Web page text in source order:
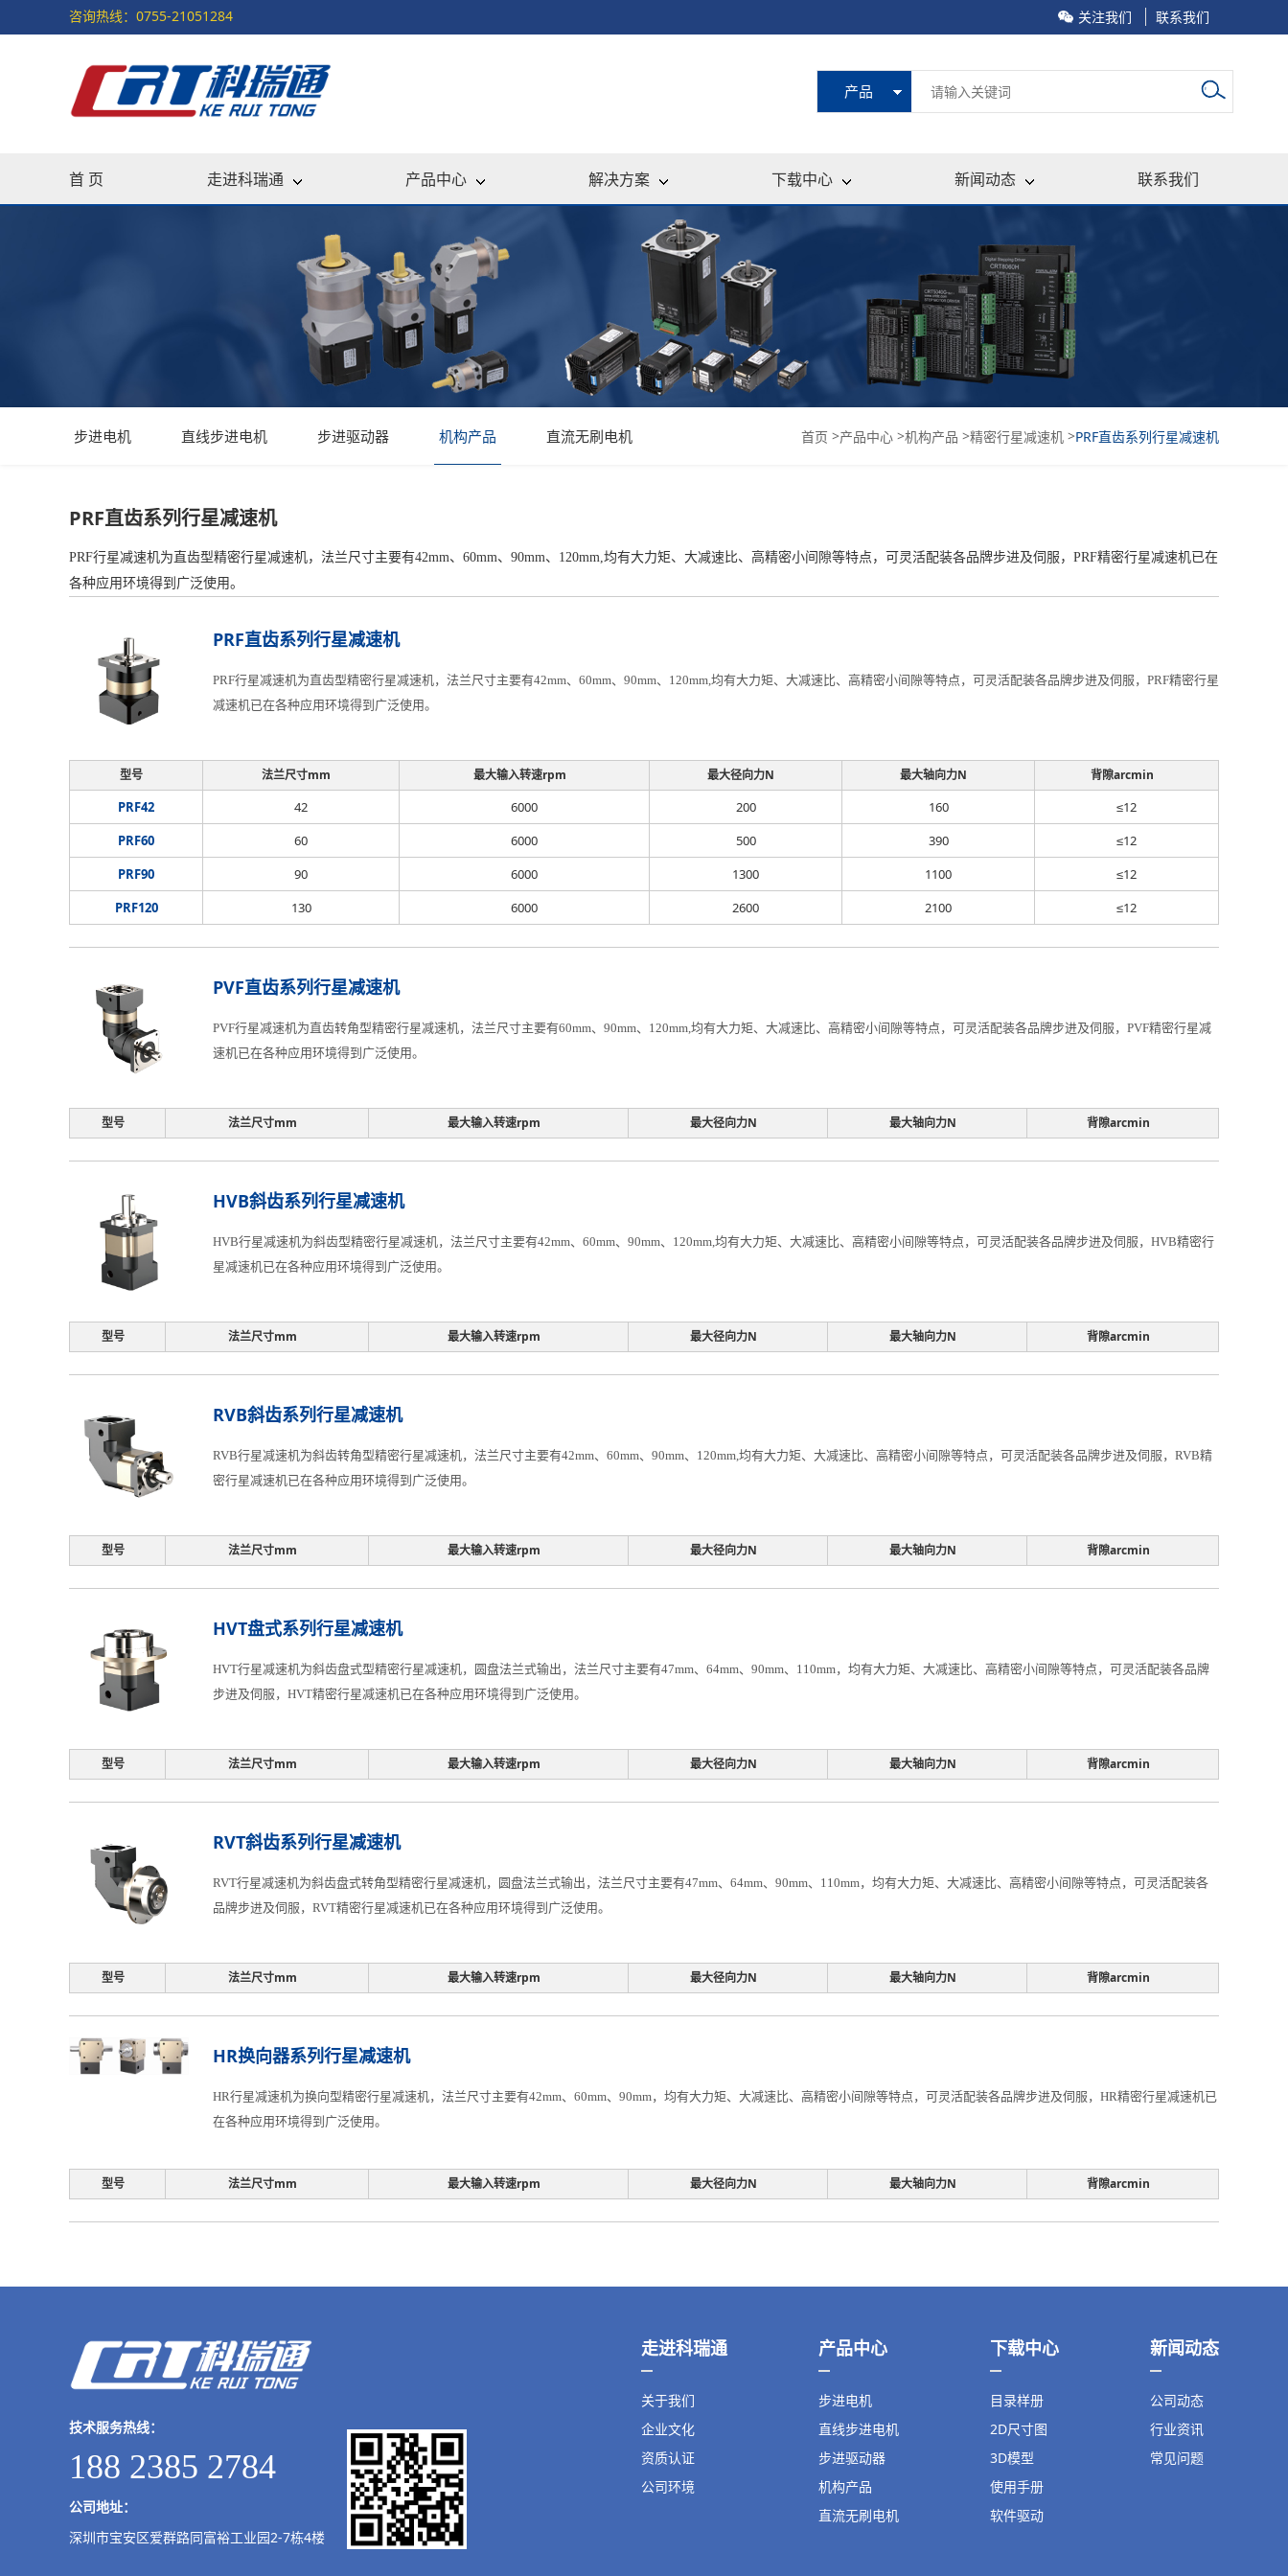
咨询热线：0755-21051284 关注我们 联系我们
产品
首 页 走进科瑞通 产品中心 解决方案 下载中心 新闻动态 联系我们
步进电机 直线步进电机 步进驱动器 机构产品 直流无刷电机 首页 >产品中心 >机构产品 >精密行星减速机 >PRF直齿系列行星减速机
PRF直齿系列行星减速机
PRF行星减速机为直齿型精密行星减速机，法兰尺寸主要有42mm、60mm、90mm、120mm,均有大力矩、大减速比、高精密小间隙等特点，可灵活配装各品牌步进及伺服，PRF精密行星减速机已在
各种应用环境得到广泛使用。
PRF直齿系列行星减速机
PRF行星减速机为直齿型精密行星减速机，法兰尺寸主要有42mm、60mm、90mm、120mm,均有大力矩、大减速比、高精密小间隙等特点，可灵活配装各品牌步进及伺服，PRF精密行星
减速机已在各种应用环境得到广泛使用。
型号 法兰尺寸mm 最大输入转速rpm 最大径向力N 最大轴向力N 背隙arcmin
PRF42 42 6000 200 160
≤12
PRF60
60 6000 500 390
≤12
PRF90
90 6000 1300 1100
≤12
PRF120
130 6000 2600 2100 ≤12
PVF直齿系列行星减速机
PVF行星减速机为直齿转角型精密行星减速机，法兰尺寸主要有60mm、90mm、120mm,均有大力矩、大减速比、高精密小间隙等特点，可灵活配装各品牌步进及伺服，PVF精密行星减
速机已在各种应用环境得到广泛使用。
型号 法兰尺寸mm 最大输入转速rpm 最大径向力N 最大轴向力N 背隙arcmin
HVB斜齿系列行星减速机
HVB行星减速机为斜齿型精密行星减速机，法兰尺寸主要有42mm、60mm、90mm、120mm,均有大力矩、大减速比、高精密小间隙等特点，可灵活配装各品牌步进及伺服，HVB精密行
星减速机已在各种应用环境得到广泛使用。
型号 法兰尺寸mm 最大输入转速rpm 最大径向力N 最大轴向力N 背隙arcmin
RVB斜齿系列行星减速机
RVB行星减速机为斜齿转角型精密行星减速机，法兰尺寸主要有42mm、60mm、90mm、120mm,均有大力矩、大减速比、高精密小间隙等特点，可灵活配装各品牌步进及伺服，RVB精
密行星减速机已在各种应用环境得到广泛使用。
型号 法兰尺寸mm 最大输入转速rpm 最大径向力N 最大轴向力N 背隙arcmin
HVT盘式系列行星减速机
HVT行星减速机为斜齿盘式型精密行星减速机，圆盘法兰式输出，法兰尺寸主要有47mm、64mm、90mm、110mm，均有大力矩、大减速比、高精密小间隙等特点，可灵活配装各品牌
步进及伺服，HVT精密行星减速机已在各种应用环境得到广泛使用。
型号 法兰尺寸mm 最大输入转速rpm 最大径向力N 最大轴向力N 背隙arcmin
RVT斜齿系列行星减速机
RVT行星减速机为斜齿盘式转角型精密行星减速机，圆盘法兰式输出，法兰尺寸主要有47mm、64mm、90mm、110mm，均有大力矩、大减速比、高精密小间隙等特点，可灵活配装各
品牌步进及伺服，RVT精密行星减速机已在各种应用环境得到广泛使用。
型号 法兰尺寸mm 最大输入转速rpm 最大径向力N 最大轴向力N 背隙arcmin
HR换向器系列行星减速机
HR行星减速机为换向型精密行星减速机，法兰尺寸主要有42mm、60mm、90mm，均有大力矩、大减速比、高精密小间隙等特点，可灵活配装各品牌步进及伺服，HR精密行星减速机已
在各种应用环境得到广泛使用。
型号 法兰尺寸mm 最大输入转速rpm 最大径向力N 最大轴向力N 背隙arcmin
走进科瑞通
关于我们
企业文化
资质认证
公司环境
产品中心
步进电机
直线步进电机
步进驱动器
机构产品
直流无刷电机
下载中心
目录样册
2D尺寸图
3D模型
使用手册
软件驱动
新闻动态
公司动态
行业资讯
常见问题
技术服务热线：
188 2385 2784
公司地址：
深圳市宝安区爱群路同富裕工业园2-7栋4楼